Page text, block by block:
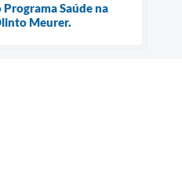
Saúde na
Meurer.